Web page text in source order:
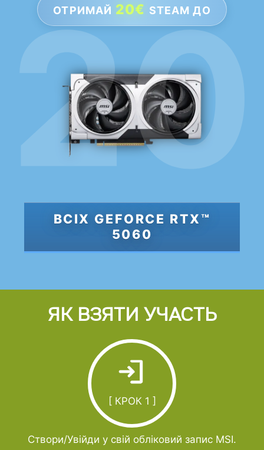
ОТРИМАЙ 20€ STEAM ДО
ВСІХ GEFORCE RTX™
5060
ЯК ВЗЯТИ УЧАСТЬ
[ КРОК 1 ]
Створи/Увійди у свій обліковий запис MSI.